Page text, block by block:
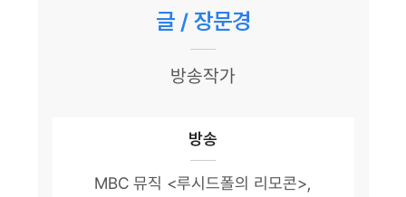
글 / 장문경
방송작가
방송
MBC 뮤직 <루시드폴의 리모콘>,